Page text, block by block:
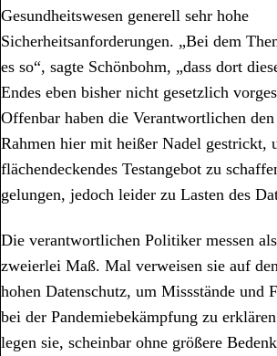
Gesundheitswesen generell sehr hohe
Sicherheitsanforderungen. „Bei dem
es so“, sagte Schönbohm, „dass dort
Endes eben bisher nicht gesetzlich
Offenbar haben die Verantwortlichen
Rahmen hier mit heißer Nadel gestrickt,
flächendeckendes Testangebot zu
gelungen, jedoch leider zu Lasten des
Die verantwortlichen Politiker messen
zweierlei Maß. Mal verweisen sie auf
hohen Datenschutz, um Missstände und
bei der Pandemiebekämpfung zu
legen sie, scheinbar ohne größere